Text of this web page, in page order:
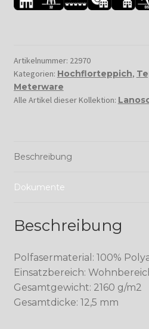
Artikelnummer: 22970
Kategorien: Hochflorteppich,
Meterware
Alle Artikel dieser Kollektion:
Beschreibung
Dokumente
Beschreibung
Polfasermaterial: 100%
Einsatzbereich:
Gesamtgewicht: 2160 g/m2
Gesamtdicke: 12,5 mm